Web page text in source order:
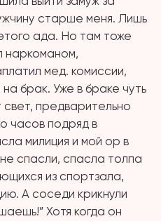
старше меня. Лишь
ада. Но там тоже
наркоманом,
мед. комиссии,
брак. Уже в браке чуть
предварительно
часов подряд в
милиция и мой ор в
спасли, спасла толпа
из спортзала,
А соседи крикнули
Хотя когда он